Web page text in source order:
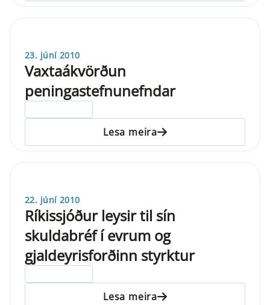
23. júní 2010
Vaxtaákvörðun
peningastefnunefndar
Lesa meira
22. júní 2010
Ríkissjóður leysir til sín
skuldabréf í evrum og
gjaldeyrisforðinn styrktur
Lesa meira